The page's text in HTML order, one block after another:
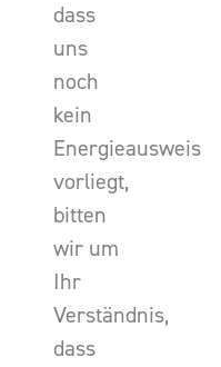
dass
uns
noch
kein
Energieausweis
vorliegt,
bitten
wir um
Ihr
Verständnis,
dass